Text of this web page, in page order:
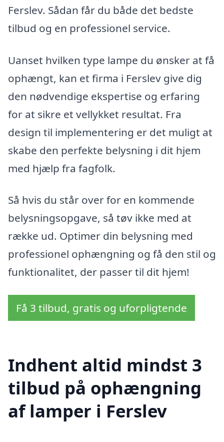
Ferslev. Sådan får du både det bedste
tilbud og en professionel service.
Uanset hvilken type lampe du ønsker at få
ophængt, kan et firma i Ferslev give dig
den nødvendige ekspertise og erfaring
for at sikre et vellykket resultat. Fra
design til implementering er det muligt at
skabe den perfekte belysning i dit hjem
med hjælp fra fagfolk.
Så hvis du står over for en kommende
belysningsopgave, så tøv ikke med at
række ud. Optimer din belysning med
professionel ophængning og få den stil og
funktionalitet, der passer til dit hjem!
Få 3 tilbud, gratis og uforpligtende
Indhent altid mindst 3
tilbud på ophængning
af lamper i Ferslev